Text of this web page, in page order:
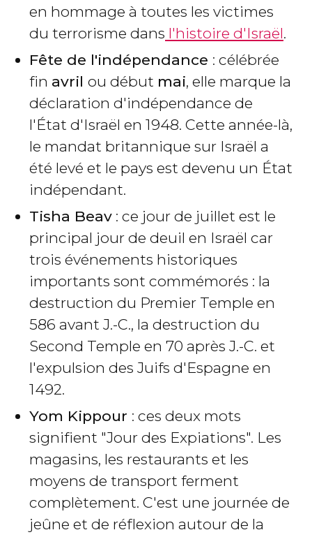
en hommage à toutes les victimes
du terrorisme dans l'histoire d'Israël.
Fête de l'indépendance : célébrée
fin avril ou début mai, elle marque la
déclaration d'indépendance de
l'État d'Israël en 1948. Cette année-là,
le mandat britannique sur Israël a
été levé et le pays est devenu un État
indépendant.
Tisha Beav : ce jour de juillet est le
principal jour de deuil en Israël car
trois événements historiques
importants sont commémorés : la
destruction du Premier Temple en
586 avant J.-C., la destruction du
Second Temple en 70 après J.-C. et
l'expulsion des Juifs d'Espagne en
1492.
Yom Kippour : ces deux mots
signifient "Jour des Expiations". Les
magasins, les restaurants et les
moyens de transport ferment
complètement. C'est une journée de
jeûne et de réflexion autour de la